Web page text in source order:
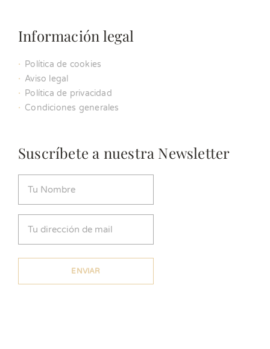
Información legal
Política de cookies
Aviso legal
Política de privacidad
Condiciones generales
Suscríbete a nuestra Newsletter